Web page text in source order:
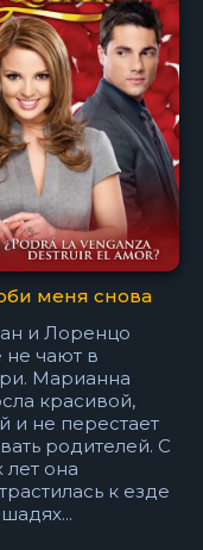
меня снова
и Лоренцо
не чают в
Марианна
красивой,
и не перестает
родителей. С
она
к езде